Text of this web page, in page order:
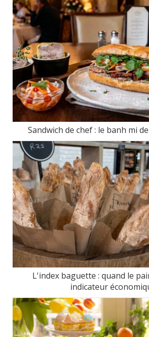
Sandwich de chef : le banh mi
L'index baguette : quand le
indicateur